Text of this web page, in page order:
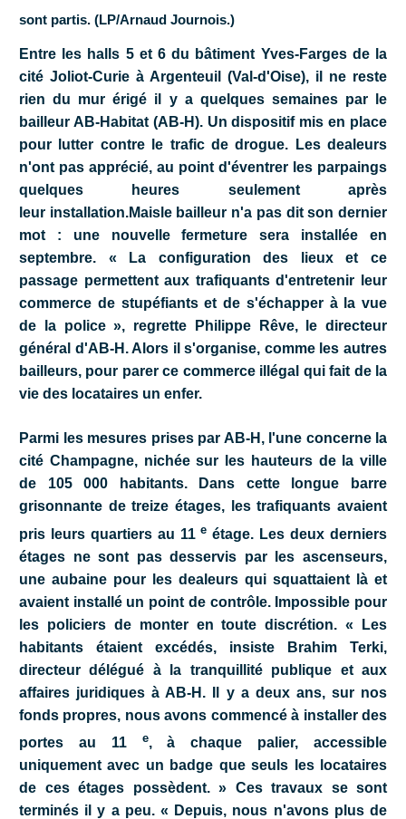
sont partis. (LP/Arnaud Journois.)
Entre les halls 5 et 6 du bâtiment Yves-Farges de la
cité Joliot-Curie à Argenteuil (Val-d'Oise), il ne reste
rien du mur érigé il y a quelques semaines par le
bailleur AB-Habitat (AB-H). Un dispositif mis en place
pour lutter contre le trafic de drogue. Les dealeurs
n'ont pas apprécié, au point d'éventrer les parpaings
quelques heures seulement après
leur installation.Maisle bailleur n'a pas dit son dernier
mot : une nouvelle fermeture sera installée en
septembre. « La configuration des lieux et ce
passage permettent aux trafiquants d'entretenir leur
commerce de stupéfiants et de s'échapper à la vue
de la police », regrette Philippe Rêve, le directeur
général d'AB-H. Alors il s'organise, comme les autres
bailleurs, pour parer ce commerce illégal qui fait de la
vie des locataires un enfer.
Parmi les mesures prises par AB-H, l'une concerne la
cité Champagne, nichée sur les hauteurs de la ville
de 105 000 habitants. Dans cette longue barre
grisonnante de treize étages, les trafiquants avaient
pris leurs quartiers au 11e étage. Les deux derniers
étages ne sont pas desservis par les ascenseurs,
une aubaine pour les dealeurs qui squattaient là et
avaient installé un point de contrôle. Impossible pour
les policiers de monter en toute discrétion. « Les
habitants étaient excédés, insiste Brahim Terki,
directeur délégué à la tranquillité publique et aux
affaires juridiques à AB-H. Il y a deux ans, sur nos
fonds propres, nous avons commencé à installer des
portes au 11 e, à chaque palier, accessible
uniquement avec un badge que seuls les locataires
de ces étages possèdent. » Ces travaux se sont
terminés il y a peu. « Depuis, nous n'avons plus de